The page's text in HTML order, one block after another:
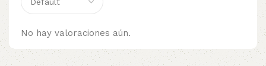
No hay valoraciones aún.